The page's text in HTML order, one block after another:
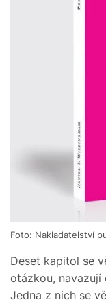
Foto: Nakladatelství
Deset kapitol se
otázkou, navazují
Jedna z nich se